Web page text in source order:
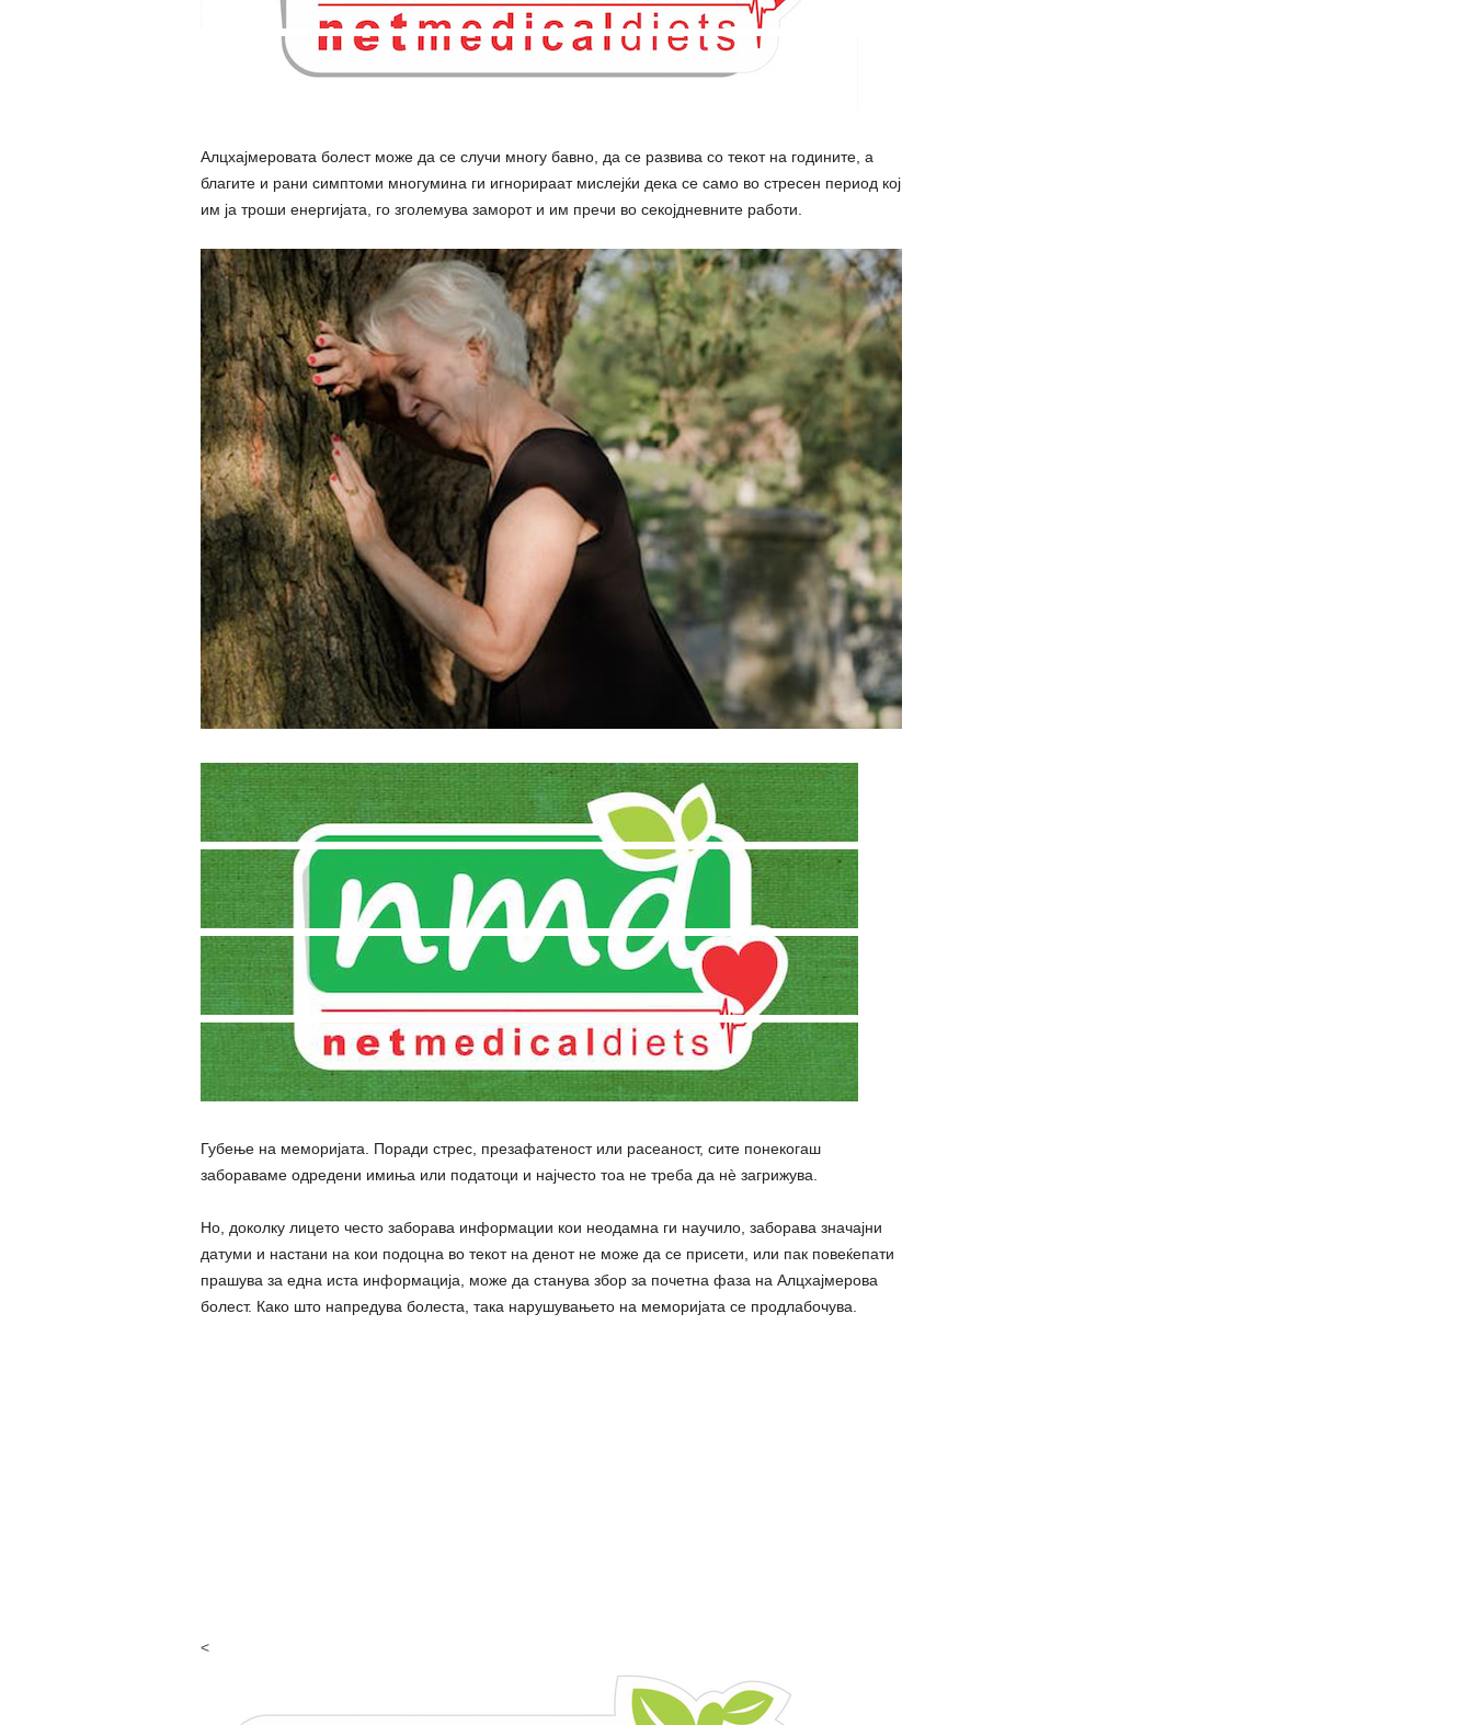
Алцхајмеровата болест може да се случи многу бавно, да се развива со текот на годините, а
благите и paни симптоми многумина ги игнорираат мислејќи дека се само во стpecен период кој
им ја троши енергијата, го зголемува заморот и им пречи во секојдневните работи.
Губење на меморијата. Поради стpec, презафатеност или расеаност, сите понекогаш
забораваме одредени имиња или податоци и најчесто тоа не треба да нѐ загрижува.
Но, доколку лицето често заборава информации кои неодамна ги научило, заборава значајни
датуми и настани на кои подоцна во текот на денот не може да се присети, или пак повеќепати
прашува за една иста информација, може да станува збор за почетна фаза на Алцхајмерова
болест. Како што напредува болеста, така наpyшувањето на меморијата се продлабочува.
<